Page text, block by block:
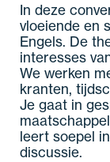
In deze
vloeiende en
Engels. De
interesses
We werken
kranten,
Je gaat in
leert soepel
discussie.